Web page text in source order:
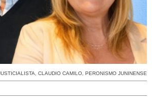
, CLAUDIO CAMILO, PERONISMO JUNINENSE